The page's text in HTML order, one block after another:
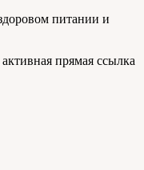
питании и
прямая ссылка